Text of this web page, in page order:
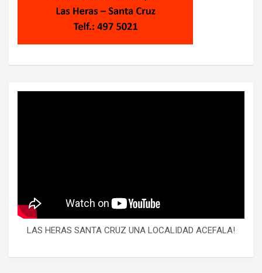
LAS HERAS SANTA CRUZ UNA LOCALIDAD ACEFALA!